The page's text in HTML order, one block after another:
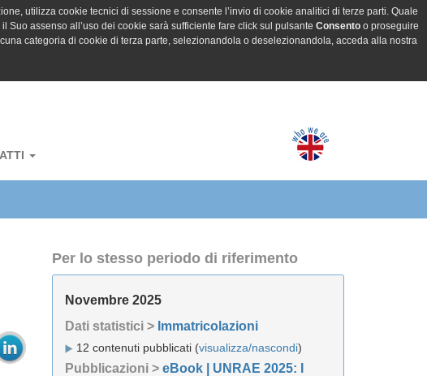
utilizza cookie tecnici di sessione e consente l’invio di cookie analitici di terze parti. Quale
assenso all’uso dei cookie sarà sufficiente fare click sul pulsante Consentoo proseguire
categoria di cookie di terza parte, selezionandola o deselezionandola, acceda alla nostra
Per lo stesso periodo di riferimento
Novembre 2025
Dati statistici > Immatricolazioni
12 contenuti pubblicati (visualizza/nascondi)
Pubblicazioni > eBook | UNRAE 2025: I